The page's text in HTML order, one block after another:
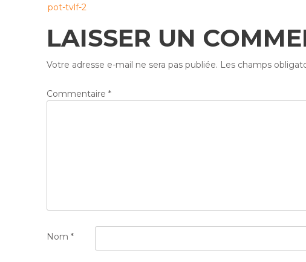
navigation
pot-tvlf-2
LAISSER UN
Votre adresse e-mail ne sera pas publiée. Les champs
Commentaire *
Nom *